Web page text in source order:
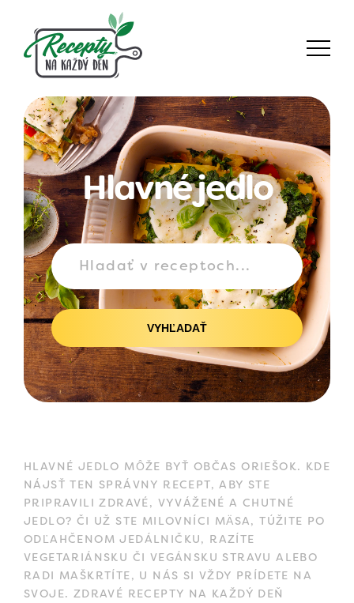
Hlavné jedlo
VYHĽADAŤ
HLAVNÉ JEDLO MÔŽE BYŤ OBČAS ORIEŠOK. KDE
NÁJSŤ TEN SPRÁVNY RECEPT, ABY STE
PRIPRAVILI ZDRAVÉ, VYVÁŽENÉ A CHUTNÉ
JEDLO? ČI UŽ STE MILOVNÍCI MÄSA, TÚŽITE PO
ODĽAHČENOM JEDÁLNIČKU, RAZÍTE
VEGETARIÁNSKU ČI VEGÁNSKU STRAVU ALEBO
RADI MAŠKRTÍTE, U NÁS SI VŽDY PRÍDETE NA
SVOJE. ZDRAVÉ RECEPTY NA KAŽDÝ DEŇ